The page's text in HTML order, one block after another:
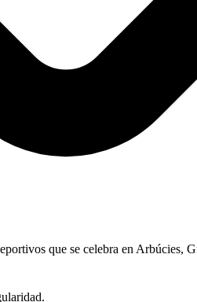
que se celebra en Arbúcies,